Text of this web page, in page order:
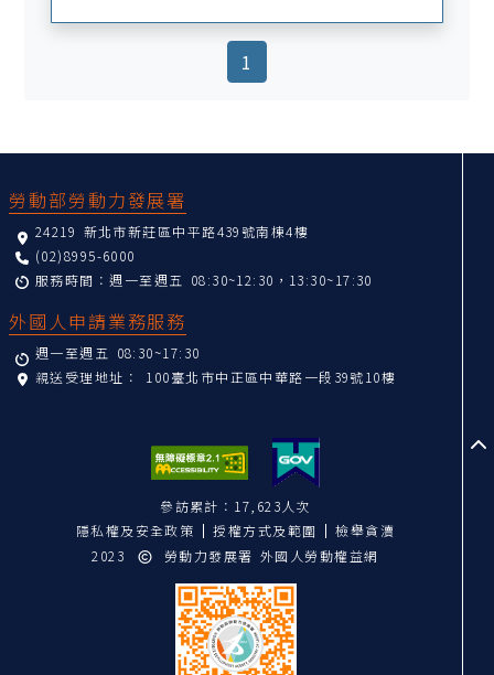
1
勞動部勞動力發展署
24219 新北市新莊區中平路439號南棟4樓
(02)8995-6000
服務時間：週一至週五 08:30~12:30，13:30~17:30
外國人申請業務服務
週一至週五 08:30~17:30
親送受理地址： 100臺北市中正區中華路一段39號10樓
參訪累計：17,623人次
隱私權及安全政策
授權方式及範圍
檢舉貪瀆
2023
勞動力發展署 外國人勞動權益網
至